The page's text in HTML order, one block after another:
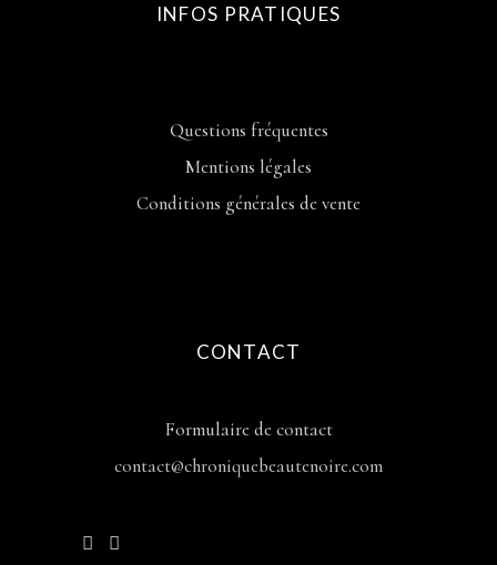
INFOS PRATIQUES
Questions fréquentes
Mentions légales
Conditions générales de vente
CONTACT
Formulaire de contact
contact@chroniquebeautenoire.com